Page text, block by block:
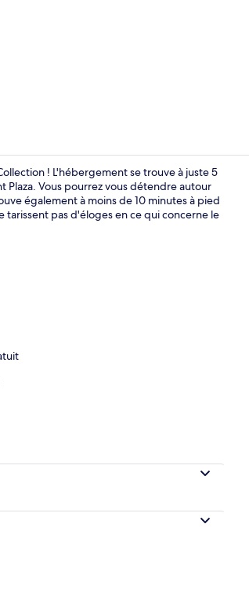
Façade de
! L'hébergement se trouve à juste 5
Plaza. Vous pourrez vous détendre autour
également à moins de 10 minutes à pied
tarissent pas d'éloges en ce qui concerne le